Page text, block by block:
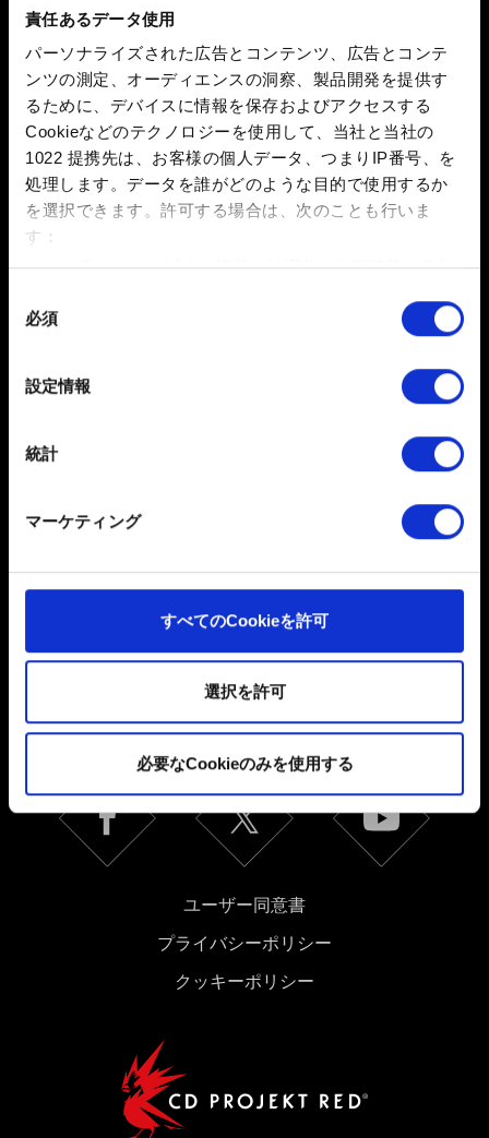
責任あるデータ使用
パーソナライズされた広告とコンテンツ、広告とコンテ
ンツの測定、オーディエンスの洞察、製品開発を提供す
るために、デバイスに情報を保存およびアクセスする
Cookieなどのテクノロジーを使用して、当社と当社の
1022 提携先は、お客様の個人データ、つまりIP番号、を
処理します。データを誰がどのような目的で使用するか
を選択できます。 許可する場合は、次のことも行いま
す：
数メートル以内の誤差の地理的な位置情報を収集
特定の特性（フィンガープリント）を積極的にス
詳細セクション
で個人データの処理方法と設定を行って
ください。「Cookie宣言」からいつでも同意を変更また
だくために必要なものです。その他のCookieは、ウェブ
サイトの品質向上のために、オプションとして技術的お
た、ソーシャルメディア上などでお客様が興味を持ちそ
うなコンテンツをお届けするために、一部のCookieをパ
これらのオプションが有効になることはありません。
Cookieの使用およびパフォーマンスの変更点に関する詳
細は、下記の「設定」メニューでご確認ください。
必須
設定情報
統計
マーケティング
すべてのCookieを許可
選択を許可
必要なCookieのみを使用する
ご利用のブラウザ
個人データの取り扱いに関するお知らせ
日本語
ソーシャルメディア
ユーザー同意書
プライバシーポリシー
クッキーポリシー